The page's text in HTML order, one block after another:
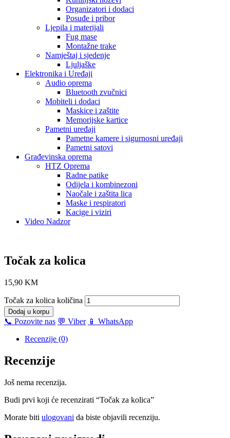
Organizatori i dodaci
Posuđe i pribor
Ljepila i materijali
Fug mase
Montažne trake
Namještaj i sjedenje
Ljuljaške
Elektronika i Uređaji
Audio oprema
Bluetooth zvučnici
Mobiteli i dodaci
Maskice i zaštite
Memorijske kartice
Pametni uređaji
Pametne kamere i sigurnosni uređaji
Pametni satovi
Građevinska oprema
HTZ Oprema
Radne patike
Odijela i kombinezoni
Naočale i zaštita lica
Maske i respiratori
Kacige i viziri
Video Nadzor
Točak za kolica
15,90 KM
Točak za kolica količina
Dodaj u korpu
📞 Pozovite nas 💬 Viber 📱 WhatsApp
Recenzije (0)
Recenzije
Još nema recenzija.
Budi prvi koji će recenzirati “Točak za kolica”
Morate biti ulogovani da biste objavili recenziju.